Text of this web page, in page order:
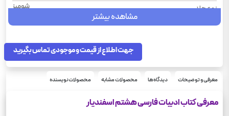
نوع جلد
شومیز
فارسی
وزن
250
مشاهده بیشتر
جهت اطلاع از قیمت و موجودی تماس بگیرید
معرفی و توضیحات دیدگاه‌ها محصولات مشابه محصولات نویسنده
معرفی کتاب ادبیات فارسی هشتم اسفندیار